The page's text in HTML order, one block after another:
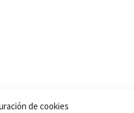
de cookies